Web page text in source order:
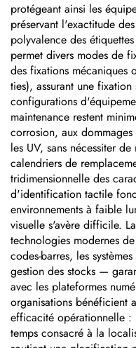
protégeant ainsi les
préservant l'exactitude
polyvalence des
permet divers modes de
des fixations mécaniques
ties), assurant une
configurations
maintenance restent
corrosion, aux
les UV, sans nécessiter
calendriers de
tridimensionnelle des
d'identification tactile
environnements à faible
visuelle s'avère difficile.
technologies modernes
codes-barres, les
gestion des stocks —
avec les plateformes
organisations bénéficient
efficacité opérationnelle
temps consacré à la